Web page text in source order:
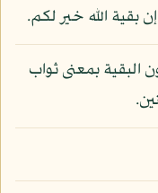
الله خير لكم.
البقية بمعنى ثواب